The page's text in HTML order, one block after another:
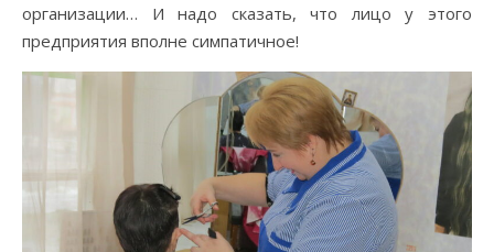
организации… И надо сказать, что лицо у этого
предприятия вполне симпатичное!